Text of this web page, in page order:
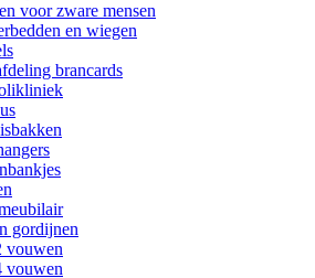
voor zware mensen
en wiegen
brancards
gordijnen
vouwen
vouwen